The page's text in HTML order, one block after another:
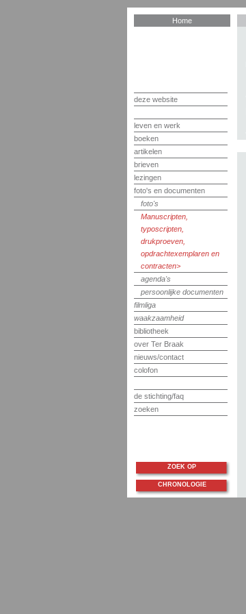
Home
deze website
leven en werk
boeken
artikelen
brieven
lezingen
foto's en documenten
foto's
Manuscripten,
typoscripten,
drukproeven,
opdrachtexemplaren en
contracten
agenda's
persoonlijke documenten
filmliga
waakzaamheid
bibliotheek
over Ter Braak
nieuws/contact
colofon
de stichting/faq
zoeken
ZOEK OP
CHRONOLOGIE